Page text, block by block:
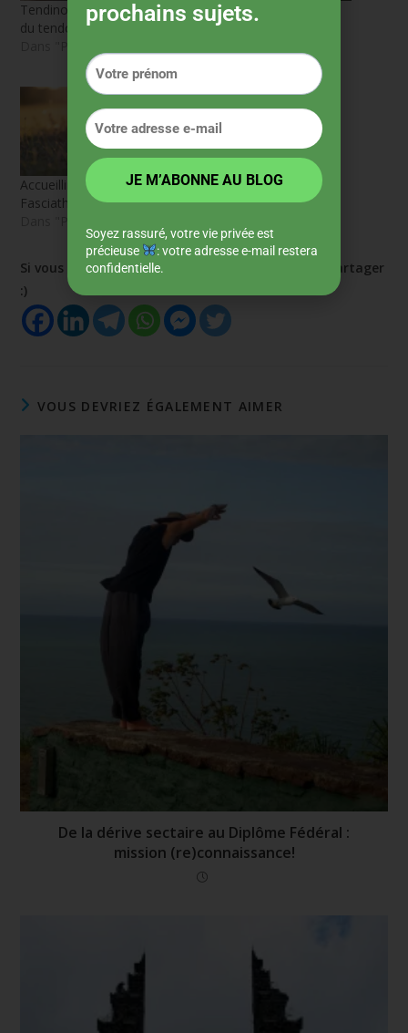
Tendinopathie : au-delà
du tendon
Santé mentale : Ma
routine et astuces
Dans "Passages de vie"
Accueillir la vie avec la
Fasciathérapie
Si vous avez aimez l'article, vous êtes libre de le partager
:)
VOUS DEVRIEZ ÉGALEMENT AIMER
De la dérive sectaire au Diplôme Fédéral :
mission (re)connaissance!
prochains sujets.
Soyez rassuré, votre vie privée est
précieuse
: votre adresse e-mail restera
confidentielle.